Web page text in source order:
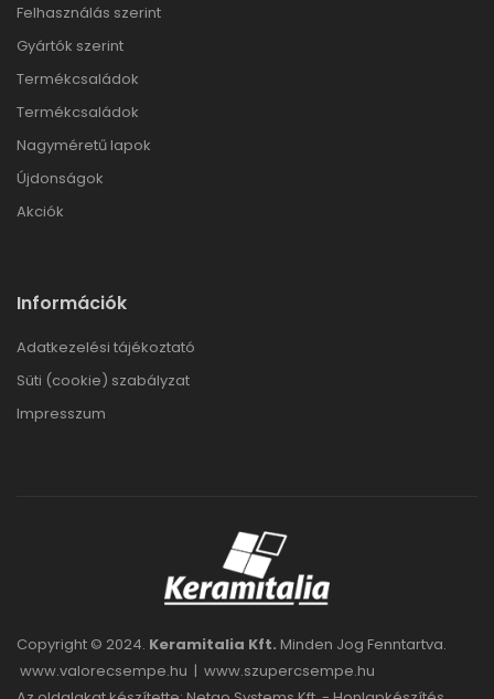
Felhasználás szerint
Gyártók szerint
Termékcsaládok
Termékcsaládok
Nagyméretű lapok
Újdonságok
Akciók
Információk
Adatkezelési tájékoztató
Süti (cookie) szabályzat
Impresszum
Copyright © 2024. Keramitalia Kft. Minden Jog Fenntartva.
www.valorecsempe.hu | www.szupercsempe.hu